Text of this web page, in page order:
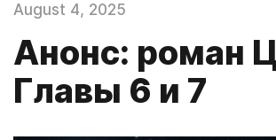
August 4, 2025
Анонс: роман
Главы 6 и 7